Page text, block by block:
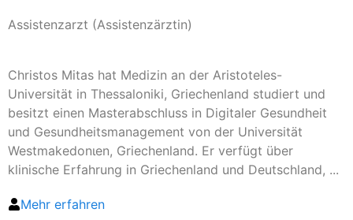
Assistenzarzt (Assistenzärztin)
Christos Mitas hat Medizin an der Aristoteles-
Universität in Thessaloniki, Griechenland studiert und
besitzt einen Masterabschluss in Digitaler Gesundheit
und Gesundheitsmanagement von der Universität
Westmakedonιen, Griechenland. Er verfügt über
klinische Erfahrung in Griechenland und Deutschland, ...
Mehr erfahren